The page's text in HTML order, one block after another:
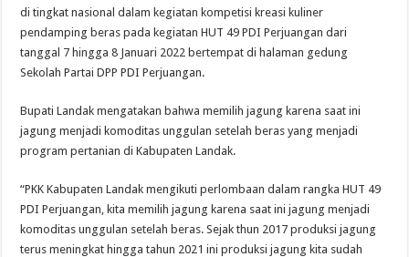
di tingkat nasional dalam kegiatan kompetisi kreasi kuliner
pendamping beras pada kegiatan HUT 49 PDI Perjuangan dari
tanggal 7 hingga 8 Januari 2022 bertempat di halaman gedung
Sekolah Partai DPP PDI Perjuangan.
Bupati Landak mengatakan bahwa memilih jagung karena saat ini
jagung menjadi komoditas unggulan setelah beras yang menjadi
program pertanian di Kabupaten Landak.
“PKK Kabupaten Landak mengikuti perlombaan dalam rangka HUT 49
PDI Perjuangan, kita memilih jagung karena saat ini jagung menjadi
komoditas unggulan setelah beras. Sejak thun 2017 produksi jagung
terus meningkat hingga tahun 2021 ini produksi jagung kita sudah